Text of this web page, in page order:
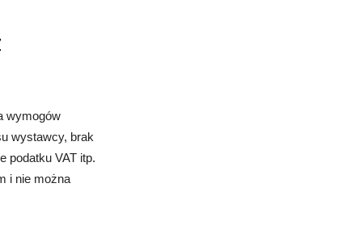
wymogów
wystawcy, brak
podatku VAT itp.
i nie można